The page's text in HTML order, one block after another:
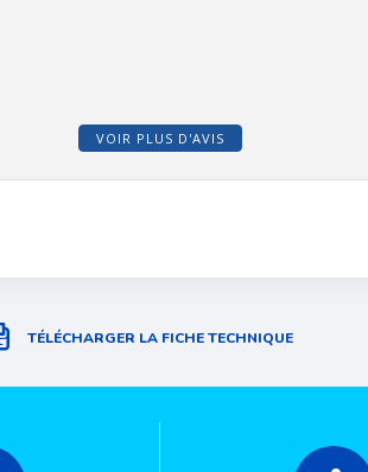
VOIR PLUS D'AVIS
TÉLÉCHARGER LA FICHE TECHNIQUE